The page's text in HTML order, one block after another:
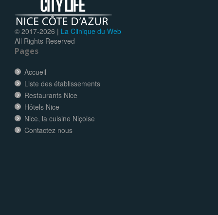
© 2017-2026 | La Clinique du Web
All Rights Reserved
Pages
Accueil
Liste des établissements
Restaurants Nice
Hôtels Nice
Nice, la cuisine Niçoise
Contactez nous